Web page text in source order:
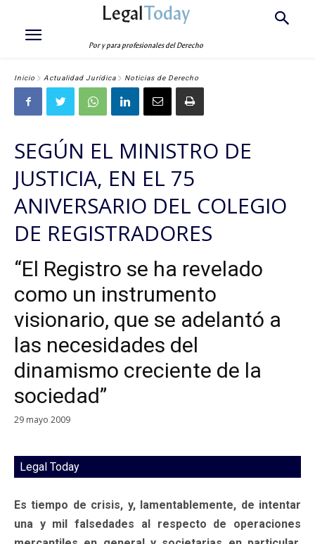
LegalToday
Por y para profesionales del Derecho
Inicio Actualidad Jurídica Noticias de Derecho
SEGÚN EL MINISTRO DE
JUSTICIA, EN EL 75
ANIVERSARIO DEL COLEGIO
DE REGISTRADORES
“El Registro se ha revelado
como un instrumento
visionario, que se adelantó a
las necesidades del
dinamismo creciente de la
sociedad”
29 mayo 2009
Legal Today
Es tiempo de crisis, y, lamentablemente, de intentar
una y mil falsedades al respecto de operaciones